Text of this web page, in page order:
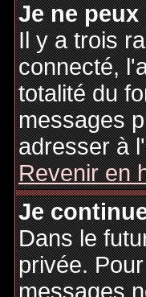
Je ne
Il y a trois
connecté,
totalité du
messages
adresser à
Revenir en
Je
Dans le
privée.
messages